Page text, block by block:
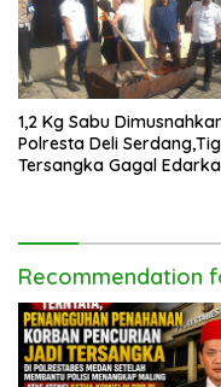
1,2 Kg Sabu
Polresta Deli
Tersangka Gagal
Recommendation